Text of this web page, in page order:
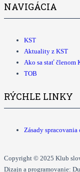
NAVIGÁCIA
KST
Aktuality z KST
Ako sa stať členom
TOB
RÝCHLE LINKY
Zásady
Copyright © 2025 Klub
Dizajn a programovanie: